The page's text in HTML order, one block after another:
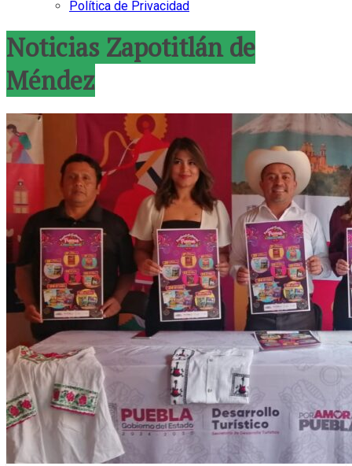
Política de Privacidad
Noticias Zapotitlán de
Méndez